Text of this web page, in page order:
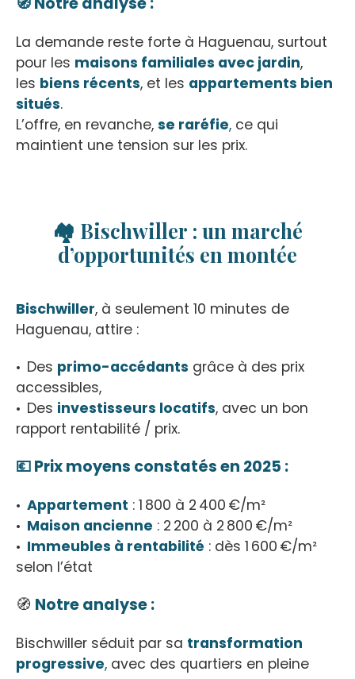
La demande reste forte à Haguenau, surtout
pour les maisons familiales avec jardin,
les biens récents, et les appartements bien
situés.
L’offre, en revanche, se raréfie, ce qui
maintient une tension sur les prix.
🏘️ Bischwiller : un marché
d’opportunités en montée
Bischwiller, à seulement 10 minutes de
Haguenau, attire :
Des primo-accédants grâce à des prix
accessibles,
Des investisseurs locatifs, avec un bon
rapport rentabilité / prix.
💶 Prix moyens constatés en 2025 :
Appartement : 1 800 à 2 400 €/m²
Maison ancienne : 2 200 à 2 800 €/m²
Immeubles à rentabilité : dès 1 600 €/m²
selon l’état
🧭 Notre analyse :
Bischwiller séduit par sa transformation
progressive, avec des quartiers en pleine